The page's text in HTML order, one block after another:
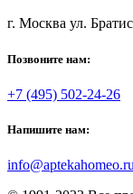
г. Москва ул.
Позвоните нам:
+7 (495) 502-24-26
Напишите нам:
info@aptekahomeo.ru